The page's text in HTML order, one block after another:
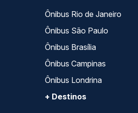
Ônibus Rio de Janeiro
Ônibus São Paulo
Ônibus Brasília
Ônibus Campinas
Ônibus Londrina
+ Destinos